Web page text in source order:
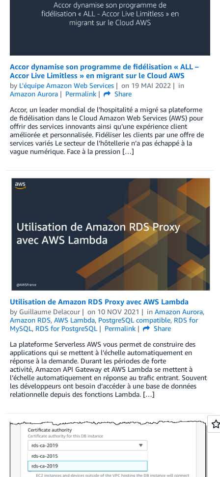
Accor dynamise son programme de fidélisation « ALL –
Accor Live Limitless » en migrant sur le Cloud AWS
by L'équipe Amazon Web Services on 19 MAI 2022
in
Amazon Aurora
Permalink
Share
Accor, un leader mondial de l’hospitalité a migré sa plateforme
de fidélisation dans le Cloud Amazon Web Services (AWS) pour
offrir des services innovants ainsi qu’une expérience client
améliorée et personnalisée. Fidéliser les clients par une offre de
services variés Le secteur de l’hôtellerie n’a pas échappé à la
vague numérique. Face à la pression […]
Utilisation de Amazon RDS Proxy avec AWS Lambda
by Guillaume Delacour on 10 NOV 2021 in Amazon Aurora,
Amazon RDS, AWS Lambda, PostgreSQL compatible, RDS for
MySQL, RDS for PostgreSQL Permalink
Share
La plateforme Serverless AWS vous permet de construire des
applications qui se mettent à l’échelle automatiquement en
réponse à la demande. Durant les périodes de forte
activité, Amazon API Gateway et AWS Lambda se mettent à
l’échelle automatiquement en réponse au trafic entrant. Souvent
les développeurs ont besoin d’accéder à une base de données
relationnelle depuis des fonctions Lambda. […]